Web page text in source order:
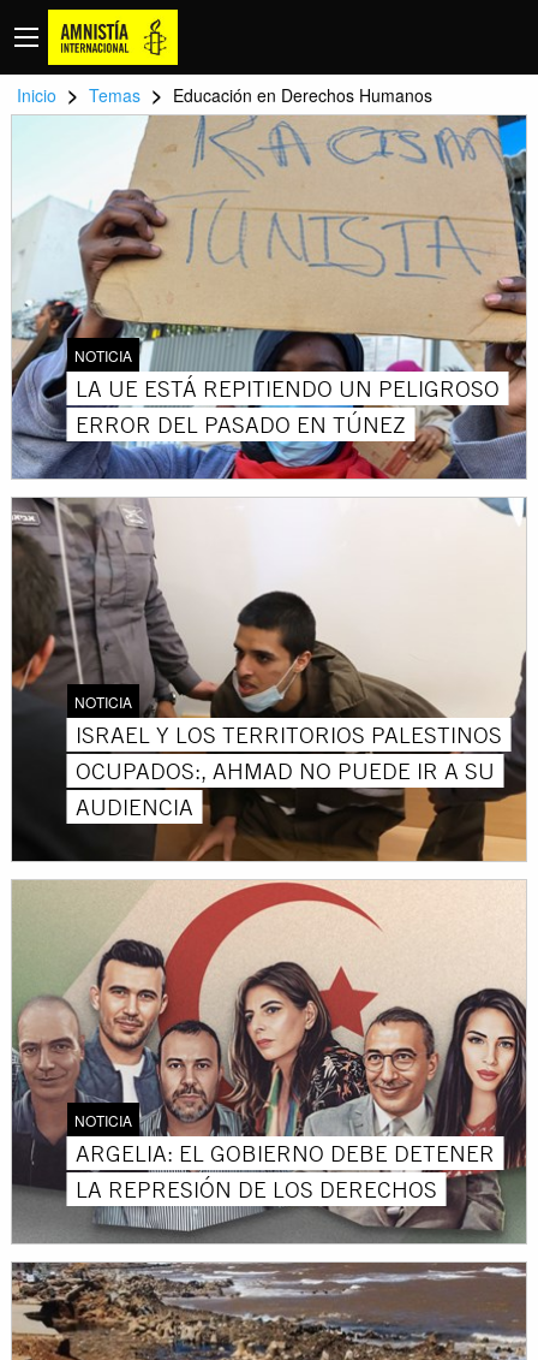
Inicio > Temas > Educación en Derechos Humanos
NOTICIA
LA UE ESTÁ REPITIENDO UN PELIGROSO
ERROR DEL PASADO EN TÚNEZ
NOTICIA
ISRAEL Y LOS TERRITORIOS PALESTINOS
OCUPADOS:, AHMAD NO PUEDE IR A SU
AUDIENCIA
NOTICIA
ARGELIA: EL GOBIERNO DEBE DETENER
LA REPRESIÓN DE LOS DERECHOS